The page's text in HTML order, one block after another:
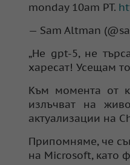
monday 10am PT.
— Sam Altman
„Не gpt-5, не
харесат! Усещам
Към момента от
излъчват на
актуализации на
Припомняме, че
на Microsoft, като